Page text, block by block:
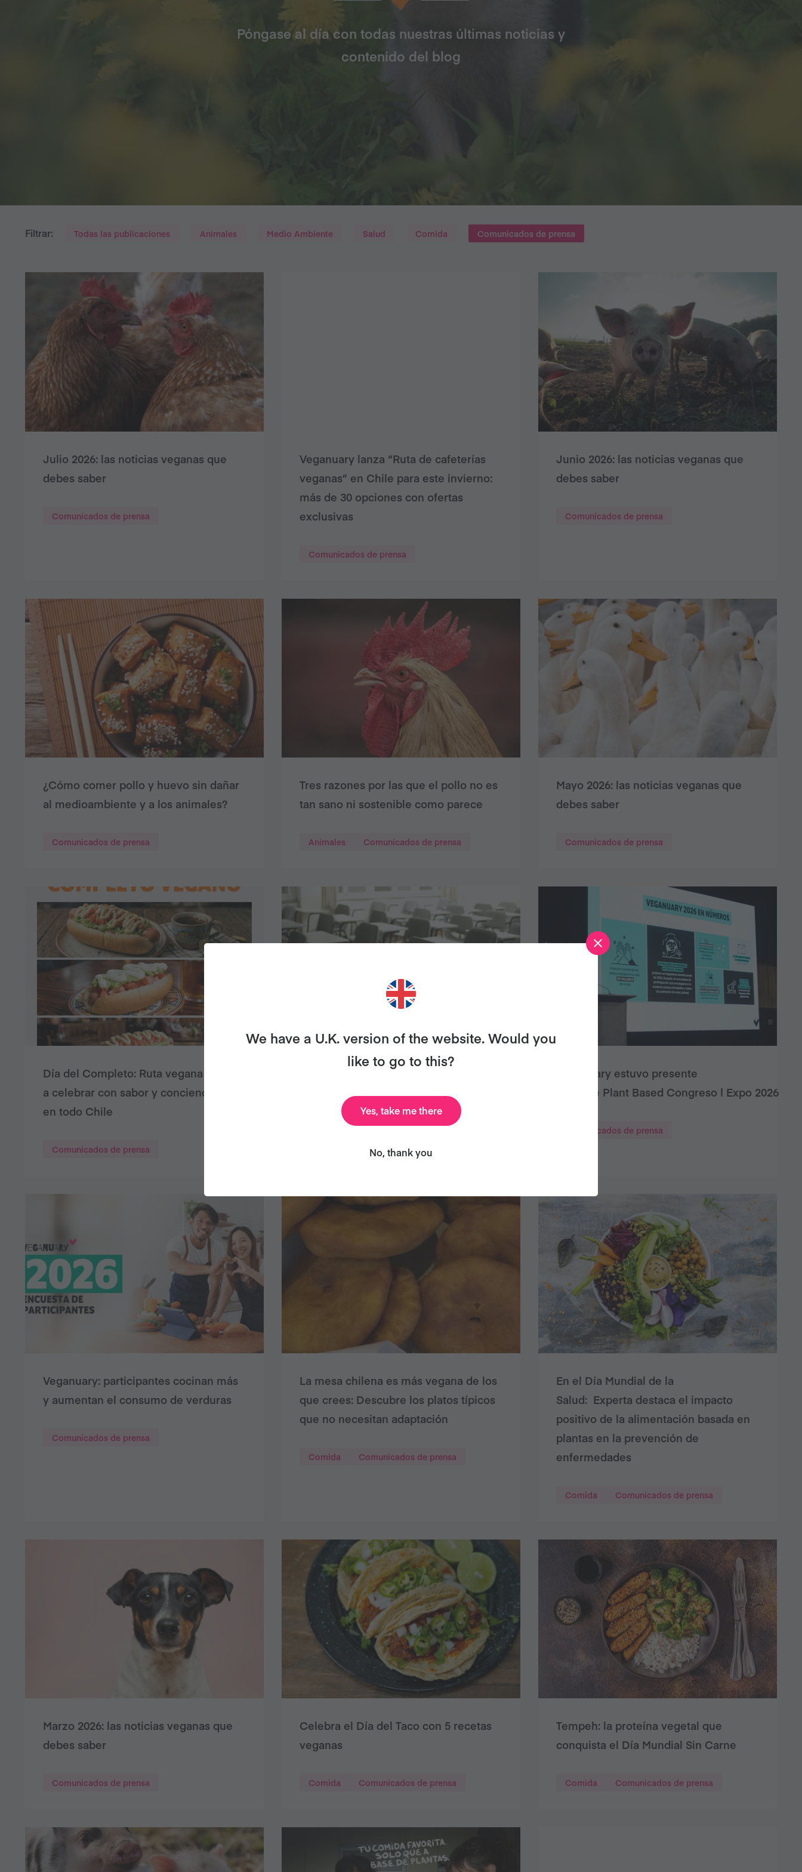
Póngase al día con todas nuestras últimas noticias y
contenido del blog
Filtrar: Todas las publicaciones Animales Medio Ambiente Salud Comida Comunicados de prensa
Julio 2026: las noticias veganas que
debes saber
Comunicados de prensa
Veganuary lanza “Ruta de cafeterías
veganas” en Chile para este invierno:
más de 30 opciones con ofertas
exclusivas
Comunicados de prensa
Junio 2026: las noticias veganas que
debes saber
Comunicados de prensa
¿Cómo comer pollo y huevo sin dañar
al medioambiente y a los animales?
Comunicados de prensa
Tres razones por las que el pollo no es
tan sano ni sostenible como parece
Animales Comunicados de prensa
Mayo 2026: las noticias veganas que
debes saber
Comunicados de prensa
Día del Completo: Ruta vegana invita
a celebrar con sabor y conciencia
en todo Chile
Comunicados de prensa
Abril 2026: las noticias veganas que
Comunicados de prensa
Veganuary estuvo presente
en Chile Plant Based Congreso | Expo 2026
Comunicados de prensa
Veganuary: participantes cocinan más
y aumentan el consumo de verduras
Comunicados de prensa
La mesa chilena es más vegana de los
que crees: Descubre los platos típicos
que no necesitan adaptación
Comida Comunicados de prensa
En el Día Mundial de la
Salud: Experta destaca el impacto
positivo de la alimentación basada en
plantas en la prevención de
enfermedades
Comida Comunicados de prensa
Marzo 2026: las noticias veganas que
debes saber
Comunicados de prensa
Celebra el Día del Taco con 5 recetas
veganas
Comida Comunicados de prensa
Tempeh: la proteína vegetal que
conquista el Día Mundial Sin Carne
Comida Comunicados de prensa
We have a U.K. version of the website. Would you
like to go to this?
Yes, take me there
No, thank you